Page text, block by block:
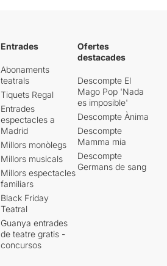
Entrades
Abonaments
teatrals
Tiquets Regal
Entrades
espectacles a
Madrid
Millors monòlegs
Millors musicals
Millors espectacles
familiars
Black Friday
Teatral
Guanya entrades
de teatre gratis -
concursos
Ofertes
destacades
Descompte El
Mago Pop 'Nada
es imposible'
Descompte Ànima
Descompte
Mamma mia
Descompte
Germans de sang